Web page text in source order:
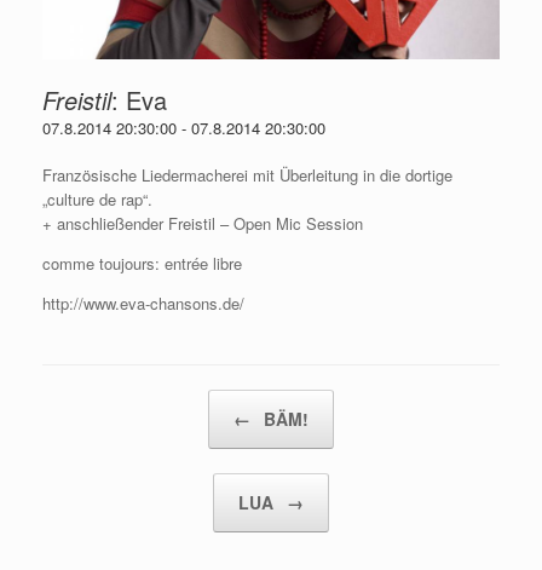
Freistil: Eva
07.8.2014 20:30:00 - 07.8.2014 20:30:00
Französische Liedermacherei mit Überleitung in die dortige
„culture de rap“.
+ anschließender Freistil – Open Mic Session
comme toujours: entrée libre
http://www.eva-chansons.de/
← BÄM!
LUA →